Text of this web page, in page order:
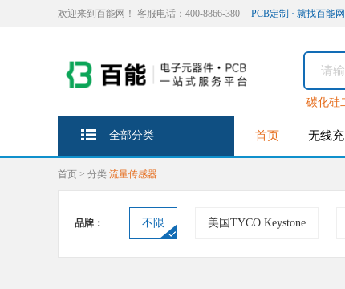
欢迎来到百能网！ 客服电话：400-8866-380 PCB定制 · 就找百能网
碳化硅
全部分类 首页 无线充
首页 > 分类 流量传感器
品牌： 不限 美国TYCO Keystone